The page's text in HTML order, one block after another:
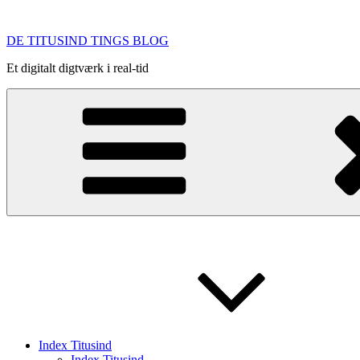
indhold
DE TITUSIND TINGS BLOG
Et digitalt digtværk i real-tid
Index Titusind